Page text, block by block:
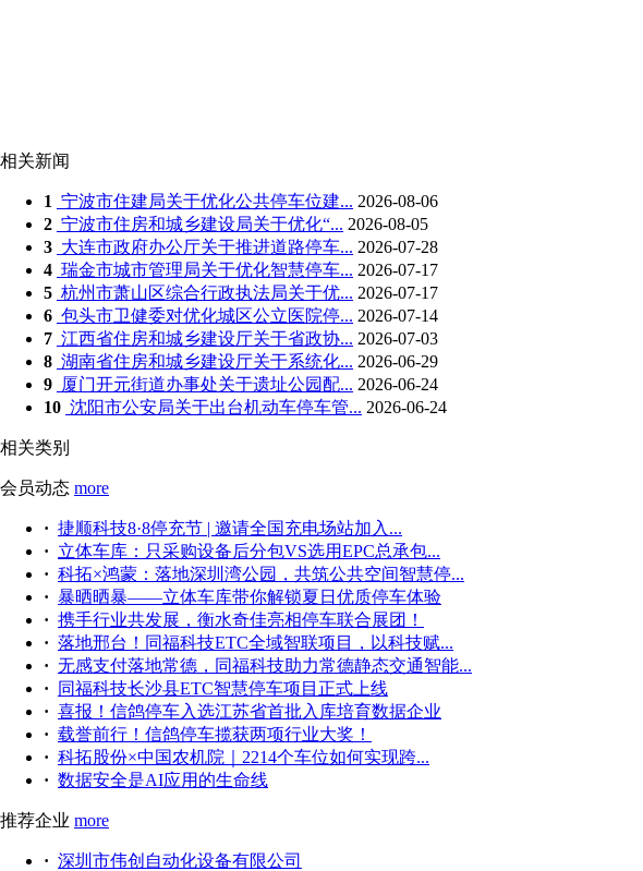
相关新闻
1 宁波市住建局关于优化公共停车位建... 2026-08-06
2 宁波市住房和城乡建设局关于优化“... 2026-08-05
3 大连市政府办公厅关于推进道路停车... 2026-07-28
4 瑞金市城市管理局关于优化智慧停车... 2026-07-17
5 杭州市萧山区综合行政执法局关于优... 2026-07-17
6 包头市卫健委对优化城区公立医院停... 2026-07-14
7 江西省住房和城乡建设厅关于省政协... 2026-07-03
8 湖南省住房和城乡建设厅关于系统化... 2026-06-29
9 厦门开元街道办事处关于遗址公园配... 2026-06-24
10 沈阳市公安局关于出台机动车停车管... 2026-06-24
相关类别
会员动态 more
· 捷顺科技8·8停充节 | 邀请全国充电场站加入...
· 立体车库：只采购设备后分包VS选用EPC总承包...
· 科拓×鸿蒙：落地深圳湾公园，共筑公共空间智慧停...
· 暴晒晒暴——立体车库带你解锁夏日优质停车体验
· 携手行业共发展，衡水奇佳亮相停车联合展团！
· 落地邢台！同福科技ETC全域智联项目，以科技赋...
· 无感支付落地常德，同福科技助力常德静态交通智能...
·
同福科技长沙县ETC智慧停车项目正式上线
· 喜报！信鸽停车入选江苏省首批入库培育数据企业
· 载誉前行！信鸽停车揽获两项行业大奖！
· 科拓股份×中国农机院｜2214个车位如何实现跨...
· 数据安全是AI应用的生命线
推荐企业 more
· 深圳市伟创自动化设备有限公司